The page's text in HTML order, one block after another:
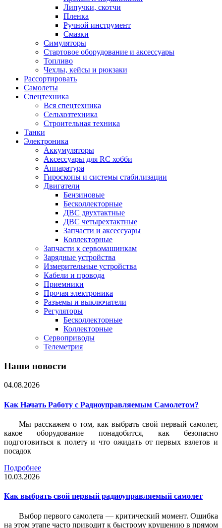
Липучки, скотчи
Пленка
Ручной инструмент
Смазки
Симуляторы
Стартовое оборудование и аксессуары
Топливо
Чехлы, кейсы и рюкзаки
Рассортировать
Самолеты
Спецтехника
Вся спецтехника
Сельхозтехника
Строительная техника
Танки
Электроника
Аккумуляторы
Аксессуары для RC хобби
Аппаратура
Гироскопы и системы стабилизации
Двигатели
Бензиновые
Бесколлекторные
ДВС двухтактные
ДВС четырехтактные
Запчасти и аксессуары
Коллекторные
Запчасти к сервомашинкам
Зарядные устройства
Измерительные устройства
Кабели и провода
Приемники
Прочая электроника
Разъемы и выключатели
Регуляторы
Бесколлекторные
Коллекторные
Сервоприводы
Телеметрия
Наши новости
04.08.2026
Как Начать Работу с Радиоуправляемым Самолетом?
Мы расскажем о том, как выбрать свой первый самолет,
какое оборудование понадобится, как безопасно
подготовиться к полету и что ожидать от первых взлетов и
посадок
Подробнее
10.03.2026
Как выбрать свой первый радиоуправляемый самолет
Выбор первого самолета — критический момент. Ошибка
на этом этапе часто приводит к быстрому крушению в прямом